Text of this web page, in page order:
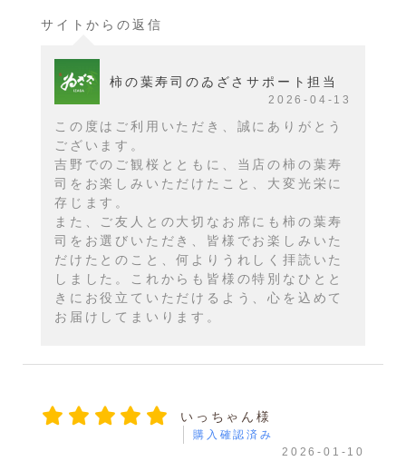
サイトからの返信
柿の葉寿司のゐざさサポート担当
2026-04-13
この度はご利用いただき、誠にありがとう
ございます。
吉野でのご観桜とともに、当店の柿の葉寿
司をお楽しみいただけたこと、大変光栄に
存じます。
また、ご友人との大切なお席にも柿の葉寿
司をお選びいただき、皆様でお楽しみいた
だけたとのこと、何よりうれしく拝読いた
しました。これからも皆様の特別なひとと
きにお役立ていただけるよう、心を込めて
お届けしてまいります。
いっちゃん様
購入確認済み
2026-01-10